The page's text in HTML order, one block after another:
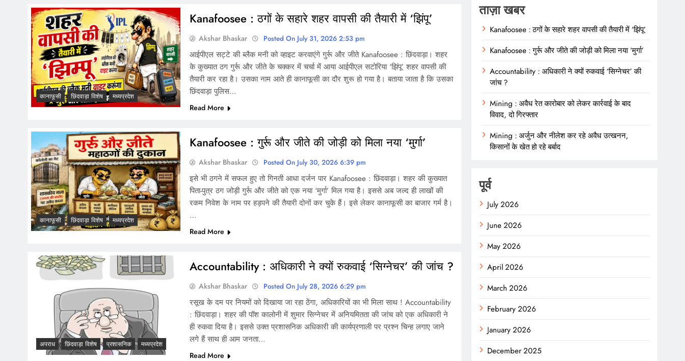
कानाफूसी छिंदवाड़ा विशेष मध्यप्रदेश
Kanafoosee : ठगों के सहारे शहर वापसी की तैयारी में ‘झिंपू’
Akshar Bhaskar Posted On July 31, 2026 2:53 pm
आईपीएल सट्टे की ब्लैक मनी को व्हाइट करवाएंगे गुर्रू और जीते Kanafoosee : छिंदवाड़ा। शहर
के कुख्यात ठग गुर्रू और जीते के चक्कर में चर्चा में आया आईपीएल सटोरिया ‘झिंपू’ शहर वापसी की
तैयारी कर रहा है। उसका नाम आते ही कानाफूसी का दौर शुरू हो गया है। बताया जाता है कि उसका
छिंदवाड़ा पुलिस…
Read More
कानाफूसी छिंदवाड़ा विशेष मध्यप्रदेश
Kanafoosee : गुर्रू और जीते की जोड़ी को मिला नया ‘मुर्गा’
Akshar Bhaskar Posted On July 30, 2026 6:39 pm
इसे भी ठगने में सफल हुए तो गिनती आधा दर्जन पार Kanafoosee : छिंदवाड़ा। शहर की कुख्यात
पिता-पुत्र ठग जोड़ी गुर्रू और जीते को एक नया ‘मुर्गा’ मिल गया है। इससे अब जल्द ही लाखों की
रकम निवेश के नाम पर हड़पने की तैयारी दोनों कर चुके हैं। इसे लेकर कानाफूसी का बाजार गर्म है।
…
Read More
अपराध छिंदवाड़ा विशेष प्रशासनिक मध्यप्रदेश
Accountability : अधिकारी ने क्यों रुकवाई ‘सिग्नेचर’ की जांच ?
Akshar Bhaskar Posted On July 28, 2026 6:29 pm
रसूख के दम पर नियमों को दिखाया जा रहा ठेंगा, अधिकारियों का भी मिला साथ ! Accountability
: छिंदवाड़ा। शहर की पॉश कालोनी में शुमार सिग्नेचर में अनियमितता की जांच को एक अधिकारी ने
ही रुकवा दिया है। इससे उक्त प्रशासनिक अधिकारी की कार्यप्रणाली पर प्रश्न चिन्ह लगाए जाने
लगे हैं साथ ही आम जनता…
Read More
ताज़ा खबर
Kanafoosee : ठगों के सहारे शहर वापसी की तैयारी में ‘झिंपू’
Kanafoosee : गुर्रू और जीते की जोड़ी को मिला नया ‘मुर्गा’
Accountability : अधिकारी ने क्यों रुकवाई ‘सिग्नेचर’ की
जांच ?
Mining : अवैध रेत कारोबार को लेकर कार्रवाई के बाद
विवाद, दो गिरफ्तार
Mining : अर्जुन और नीलेश कर रहे अवैध उत्खनन,
किसानों के खेत हो रहे बर्बाद
पूर्व
July 2026
June 2026
May 2026
April 2026
March 2026
February 2026
January 2026
December 2025